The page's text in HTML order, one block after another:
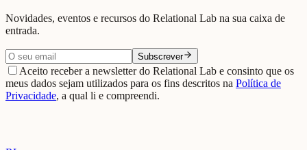
Novidades, eventos e recursos do Relational Lab na sua caixa de
entrada.
Subscrever
Aceito receber a newsletter do Relational Lab e consinto que os
meus dados sejam utilizados para os fins descritos na Política de
Privacidade, a qual li e compreendi.